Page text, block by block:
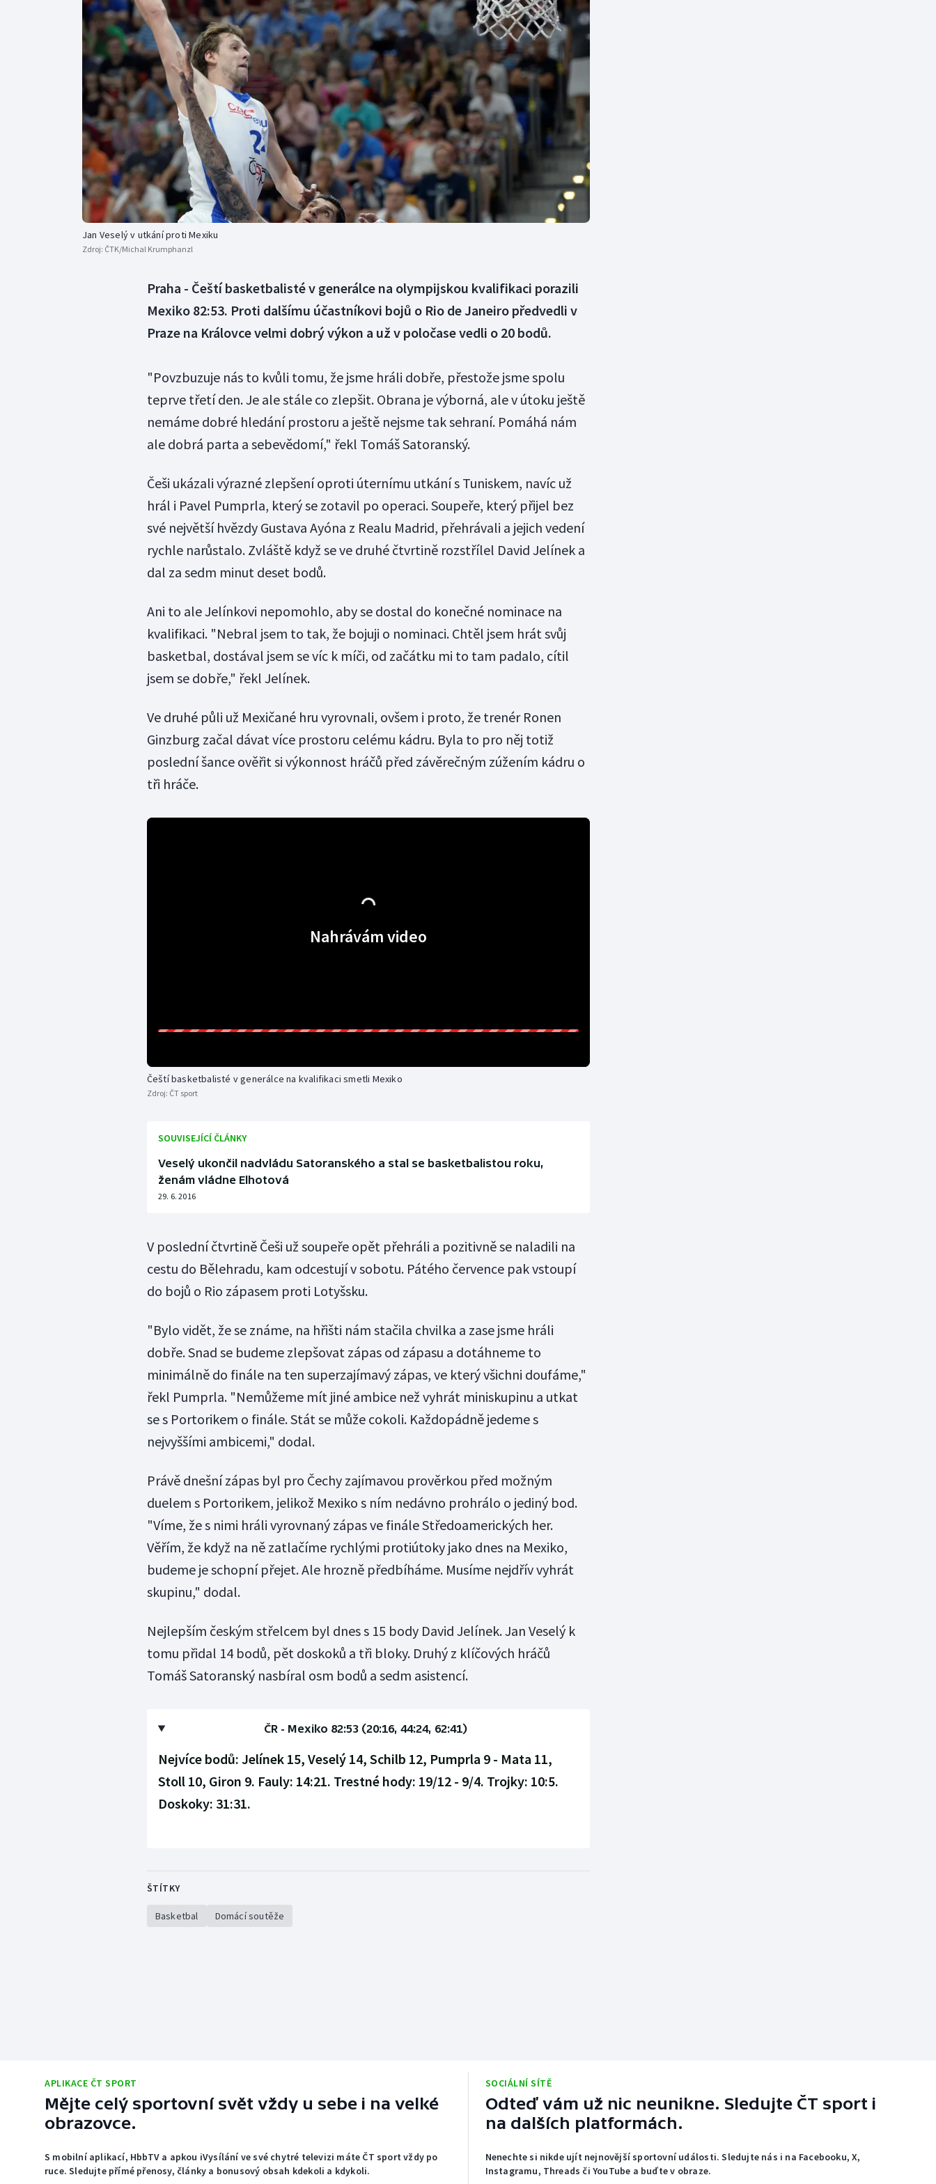
Curling
Dostihy
Florbal
Futsal
Gymnastika
Moderní pětiboj
Motorsport
Olympijské hry
Parasport
Plavání
Plážový volejbal
Triatlon
Veslování
Vodní slalom
Volejbal
Ostatní
Jan Veselý v utkání proti Mexiku
Zdroj: ČTK/Michal Krumphanzl
Praha - Čeští basketbalisté v generálce na olympijskou kvalifikaci porazili
Mexiko 82:53. Proti dalšímu účastníkovi bojů o Rio de Janeiro předvedli v
Praze na Královce velmi dobrý výkon a už v poločase vedli o 20 bodů.
"Povzbuzuje nás to kvůli tomu, že jsme hráli dobře, přestože jsme spolu
teprve třetí den. Je ale stále co zlepšit. Obrana je výborná, ale v útoku ještě
nemáme dobré hledání prostoru a ještě nejsme tak sehraní. Pomáhá nám
ale dobrá parta a sebevědomí," řekl Tomáš Satoranský.
Češi ukázali výrazné zlepšení oproti úternímu utkání s Tuniskem, navíc už
hrál i Pavel Pumprla, který se zotavil po operaci. Soupeře, který přijel bez
své největší hvězdy Gustava Ayóna z Realu Madrid, přehrávali a jejich vedení
rychle narůstalo. Zvláště když se ve druhé čtvrtině rozstřílel David Jelínek a
dal za sedm minut deset bodů.
Ani to ale Jelínkovi nepomohlo, aby se dostal do konečné nominace na
kvalifikaci. "Nebral jsem to tak, že bojuji o nominaci. Chtěl jsem hrát svůj
basketbal, dostával jsem se víc k míči, od začátku mi to tam padalo, cítil
jsem se dobře," řekl Jelínek.
Ve druhé půli už Mexičané hru vyrovnali, ovšem i proto, že trenér Ronen
Ginzburg začal dávat více prostoru celému kádru. Byla to pro něj totiž
poslední šance ověřit si výkonnost hráčů před závěrečným zúžením kádru o
tři hráče.
Nahrávám video
Čeští basketbalisté v generálce na kvalifikaci smetli Mexiko
Zdroj: ČT sport
SOUVISEJÍCÍ ČLÁNKY
Veselý ukončil nadvládu Satoranského a stal se basketbalistou roku,
ženám vládne Elhotová
29. 6. 2016
V poslední čtvrtině Češi už soupeře opět přehráli a pozitivně se naladili na
cestu do Bělehradu, kam odcestují v sobotu. Pátého července pak vstoupí
do bojů o Rio zápasem proti Lotyšsku.
"Bylo vidět, že se známe, na hřišti nám stačila chvilka a zase jsme hráli
dobře. Snad se budeme zlepšovat zápas od zápasu a dotáhneme to
minimálně do finále na ten superzajímavý zápas, ve který všichni doufáme,"
řekl Pumprla. "Nemůžeme mít jiné ambice než vyhrát miniskupinu a utkat
se s Portorikem o finále. Stát se může cokoli. Každopádně jedeme s
nejvyššími ambicemi," dodal.
Právě dnešní zápas byl pro Čechy zajímavou prověrkou před možným
duelem s Portorikem, jelikož Mexiko s ním nedávno prohrálo o jediný bod.
"Víme, že s nimi hráli vyrovnaný zápas ve finále Středoamerických her.
Věřím, že když na ně zatlačíme rychlými protiútoky jako dnes na Mexiko,
budeme je schopní přejet. Ale hrozně předbíháme. Musíme nejdřív vyhrát
skupinu," dodal.
Nejlepším českým střelcem byl dnes s 15 body David Jelínek. Jan Veselý k
tomu přidal 14 bodů, pět doskoků a tři bloky. Druhý z klíčových hráčů
Tomáš Satoranský nasbíral osm bodů a sedm asistencí.
ČR - Mexiko 82:53 (20:16, 44:24, 62:41)
Nejvíce bodů: Jelínek 15, Veselý 14, Schilb 12, Pumprla 9 - Mata 11,
Stoll 10, Giron 9. Fauly: 14:21. Trestné hody: 19/12 - 9/4. Trojky: 10:5.
Doskoky: 31:31.
ŠTÍTKY
Basketbal Domácí soutěže
APLIKACE ČT SPORT
Mějte celý sportovní svět vždy u sebe i na velké
obrazovce.
S mobilní aplikací, HbbTV a apkou iVysílání ve své chytré televizi máte ČT sport vždy po
ruce. Sledujte přímé přenosy, články a bonusový obsah kdekoli a kdykoli.
SOCIÁLNÍ SÍTĚ
Odteď vám už nic neunikne. Sledujte ČT sport i
na dalších platformách.
Nenechte si nikde ujít nejnovější sportovní události. Sledujte nás i na Facebooku, X,
Instagramu, Threads či YouTube a buďte v obraze.